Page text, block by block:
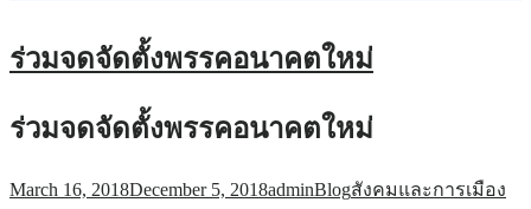
ร่วมจดจัดตั้งพรรคอนาคตใหม่
ร่วมจดจัดตั้งพรรคอนาคตใหม่
March 16, 2018December 5, 2018adminBlogสังคมและการเมือง